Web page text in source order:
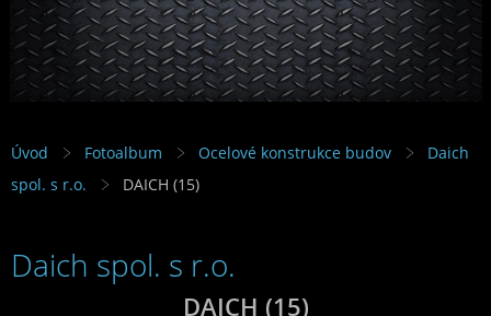
Úvod Fotoalbum Ocelové konstrukce budov
Daich
spol. s r.o.
DAICH (15)
Daich spol. s r.o.
DAICH (15)